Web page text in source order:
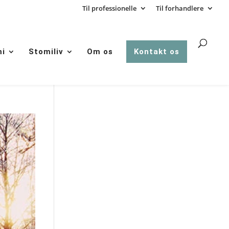
Til professionelle Til forhandlere
Stomiliv Om os Kontakt os